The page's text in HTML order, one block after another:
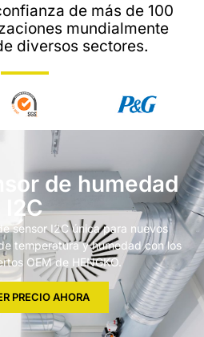
de más de 100
mundialmente
diversos sectores.
de humedad
I2C
sensor I2C única para nuevos
temperatura y humedad con los
OEM de HENGKO.
PRECIO AHORA